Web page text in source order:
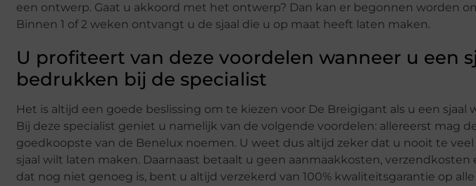
een ontwerp. Gaat u akkoord met het ontwerp? Dan kan er begonnen worden
Binnen 1 of 2 weken ontvangt u de sjaal die u op maat heeft laten maken.
U profiteert van deze voordelen wanneer u een
bedrukken bij de specialist
Het is altijd een goede beslissing om te kiezen voor De Breigigant als u een sjaal
Bij deze specialist geniet u namelijk van de volgende voordelen: allereerst mag
goedkoopste van de Benelux noemen. U weet dus altijd zeker dat u nooit te
sjaal wilt laten maken. Daarnaast betaalt u geen aanmaakkosten, verzendkosten
dat nog niet genoeg is, bent u altijd verzekerd van 100% kwaliteitsgarantie op